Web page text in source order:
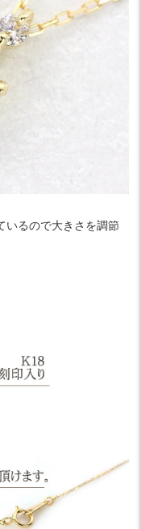
いるので大きさを調節